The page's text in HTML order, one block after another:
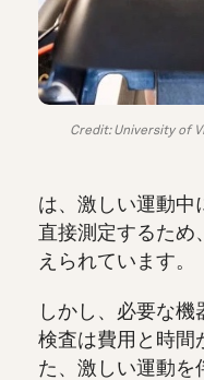
Credit: University of
は、激しい運動中
直接測定するた
えられています。
しかし、必要な
検査は費用と時間
た、激しい運動を